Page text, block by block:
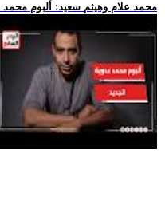
.. محمد علام وهيثم سعيد: ألبوم محمد